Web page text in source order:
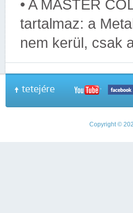
• A MASTER
tartalmaz: a
nem kerül, csak
tetejére
Copyright ©